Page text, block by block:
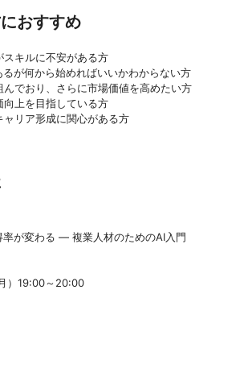
おすすめ
スキルに不安がある方
るが何から始めればいいかわからない方
んでおり、さらに市場価値を高めたい方
向上を目指している方
ャリア形成に関心がある方
率が変わる ― 複業人材のためのAI入門
）19:00～20:00